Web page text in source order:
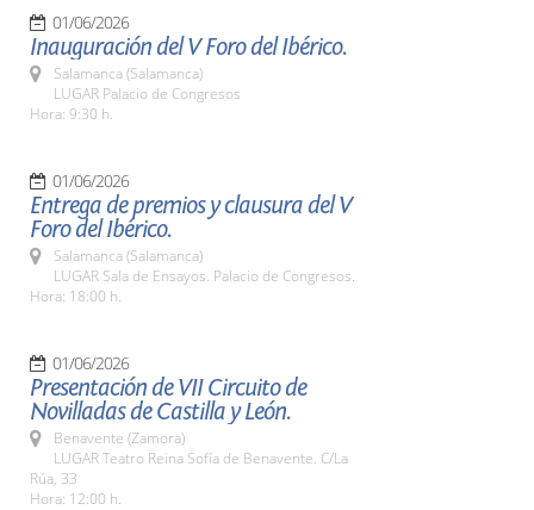
01/06/2026
Inauguración del V Foro del Ibérico.
Salamanca (Salamanca)
LUGAR Palacio de Congresos
Hora: 9:30 h.
01/06/2026
Entrega de premios y clausura del V
Foro del Ibérico.
Salamanca (Salamanca)
LUGAR Sala de Ensayos. Palacio de Congresos.
Hora: 18:00 h.
01/06/2026
Presentación de VII Circuito de
Novilladas de Castilla y León.
Benavente (Zamora)
LUGAR Teatro Reina Sofía de Benavente. C/La
Rúa, 33
Hora: 12:00 h.